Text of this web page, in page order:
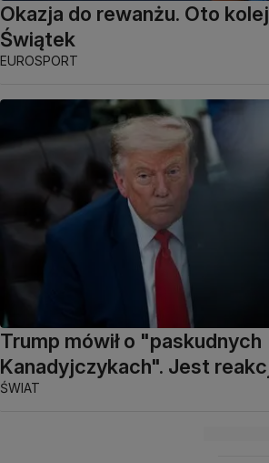
Okazja do rewanżu. Oto
Świątek
EUROSPORT
Trump mówił o "paskudnych
Kanadyjczykach". Jest
ŚWIAT